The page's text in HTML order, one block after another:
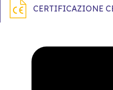
CERTIFICAZIONE